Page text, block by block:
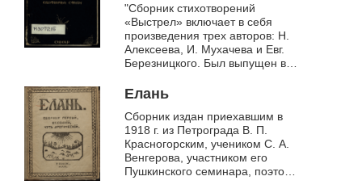
"Сборник стихотворений
«Выстрел» включает в себя
произведения трех авторов: Н.
Алексеева, И. Мухачева и Евг.
Березницкого. Был выпущен в
эгидой журнала «Охотник и
Елань
Сборник издан приехавшим в
1918 г. из Петрограда В. П.
Красногорским, учеником С. А.
Венгерова, участником его
Пушкинского семинара, поэтом,